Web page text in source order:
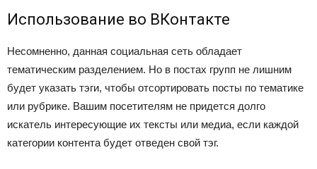
Использование во ВКонтакте
Несомненно, данная социальная сеть обладает
тематическим разделением. Но в постах групп не лишним
будет указать тэги, чтобы отсортировать посты по тематике
или рубрике. Вашим посетителям не придется долго
искатель интересующие их тексты или медиа, если каждой
категории контента будет отведен свой тэг.